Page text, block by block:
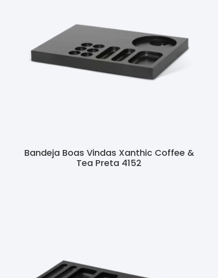
Bandeja Boas Vindas Xanthic Coffee &
Tea Preta 4152